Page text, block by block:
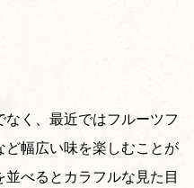
く、最近ではフルーツフ
幅広い味を楽しむことが
べるとカラフルな見た目